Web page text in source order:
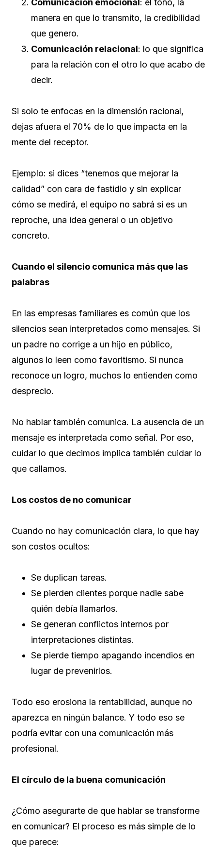
Comunicación emocional: el tono, la
manera en que lo transmito, la credibilidad
que genero.
Comunicación relacional: lo que significa
para la relación con el otro lo que acabo de
decir.
Si solo te enfocas en la dimensión racional,
dejas afuera el 70% de lo que impacta en la
mente del receptor.
Ejemplo: si dices “tenemos que mejorar la
calidad” con cara de fastidio y sin explicar
cómo se medirá, el equipo no sabrá si es un
reproche, una idea general o un objetivo
concreto.
Cuando el silencio comunica más que las
palabras
En las empresas familiares es común que los
silencios sean interpretados como mensajes. Si
un padre no corrige a un hijo en público,
algunos lo leen como favoritismo. Si nunca
reconoce un logro, muchos lo entienden como
desprecio.
No hablar también comunica. La ausencia de un
mensaje es interpretada como señal. Por eso,
cuidar lo que decimos implica también cuidar lo
que callamos.
Los costos de no comunicar
Cuando no hay comunicación clara, lo que hay
son costos ocultos:
Se duplican tareas.
Se pierden clientes porque nadie sabe
quién debía llamarlos.
Se generan conflictos internos por
interpretaciones distintas.
Se pierde tiempo apagando incendios en
lugar de prevenirlos.
Todo eso erosiona la rentabilidad, aunque no
aparezca en ningún balance. Y todo eso se
podría evitar con una comunicación más
profesional.
El círculo de la buena comunicación
¿Cómo asegurarte de que hablar se transforme
en comunicar? El proceso es más simple de lo
que parece: